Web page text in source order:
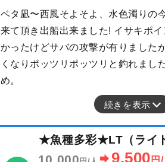
ベタ凪〜西風そよそよ、水色濁りの
来て頂き出船出来ました! イサキポ
かったけどサバの攻撃が有りました
くなりポッツリポッツリと釣れまし
め。
続きを表示